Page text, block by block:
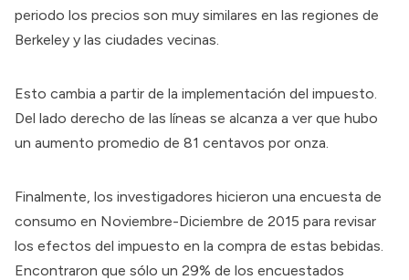
periodo los precios son muy similares en las regiones de
Berkeley y las ciudades vecinas.
Esto cambia a partir de la implementación del impuesto.
Del lado derecho de las líneas se alcanza a ver que hubo
un aumento promedio de 81 centavos por onza.
Finalmente, los investigadores hicieron una encuesta de
consumo en Noviembre-Diciembre de 2015 para revisar
los efectos del impuesto en la compra de estas bebidas.
Encontraron que sólo un 29% de los encuestados